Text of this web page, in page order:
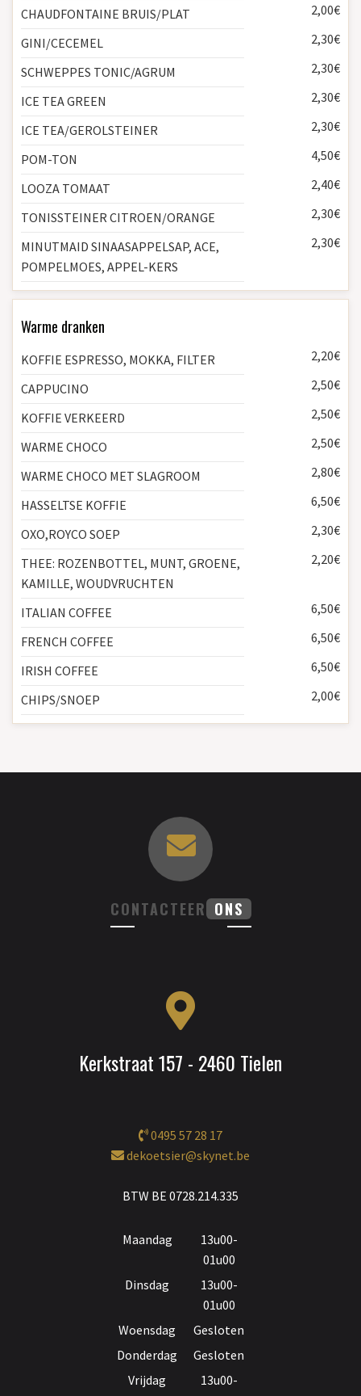
CHAUDFONTAINE BRUIS/PLAT 2,00€
GINI/CECEMEL 2,30€
SCHWEPPES TONIC/AGRUM 2,30€
ICE TEA GREEN 2,30€
ICE TEA/GEROLSTEINER 2,30€
POM-TON 4,50€
LOOZA TOMAAT 2,40€
TONISSTEINER CITROEN/ORANGE 2,30€
MINUTMAID SINAASAPPELSAP, ACE,
POMPELMOES, APPEL-KERS
2,30€
Warme dranken
KOFFIE ESPRESSO, MOKKA, FILTER 2,20€
CAPPUCINO 2,50€
KOFFIE VERKEERD 2,50€
WARME CHOCO 2,50€
WARME CHOCO MET SLAGROOM 2,80€
HASSELTSE KOFFIE 6,50€
OXO,ROYCO SOEP 2,30€
THEE: ROZENBOTTEL, MUNT, GROENE,
KAMILLE, WOUDVRUCHTEN
2,20€
ITALIAN COFFEE 6,50€
FRENCH COFFEE 6,50€
IRISH COFFEE 6,50€
CHIPS/SNOEP 2,00€
CONTACTEER ONS
Kerkstraat 157 - 2460 Tielen
0495 57 28 17
dekoetsier@skynet.be
BTW BE 0728.214.335
Maandag
13u00-
01u00
Dinsdag
13u00-
01u00
Woensdag
Gesloten
Donderdag
Gesloten
Vrijdag
13u00-